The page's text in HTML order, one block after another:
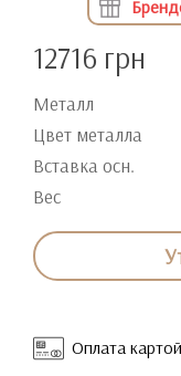
12716 грн
Металл
Цвет металла
Вставка осн.
Вес
Оплата картой